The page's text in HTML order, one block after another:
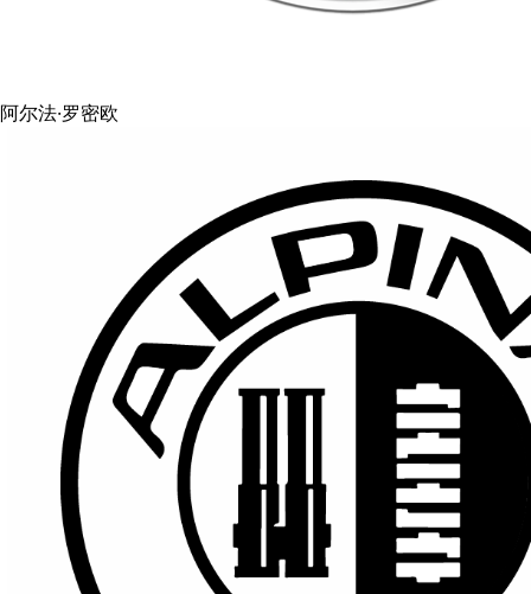
阿尔法·罗密欧